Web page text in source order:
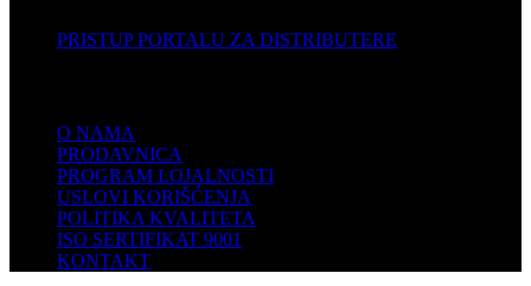
PRISTUP PORTALU ZA DISTRIBUTERE
O NAMA
PRODAVNICA
PROGRAM LOJALNOSTI
USLOVI KORIŠĆENJA
POLITIKA KVALITETA
ISO SERTIFIKAT 9001
KONTAKT